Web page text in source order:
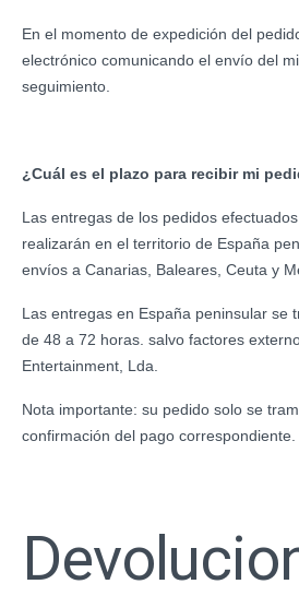
En el momento de expedición del
electrónico comunicando el envío del
seguimiento.
¿Cuál es el plazo para recibir mi
Las entregas de los pedidos
realizarán en el territorio de España
envíos a Canarias, Baleares, Ceuta y
Las entregas en España peninsular se
de 48 a 72 horas. salvo factores
Entertainment, Lda.
Nota importante: su pedido solo se
confirmación del pago correspondiente.